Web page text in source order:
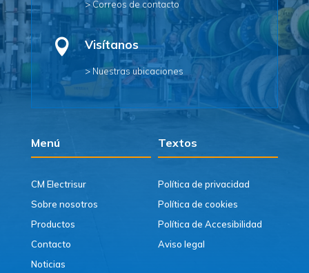
> Correos de contacto
 Visítanos
> Nuestras ubicaciones
Menú Textos
CM Electrisur
Sobre nosotros
Productos
Contacto
Noticias
Política de privacidad
Política de cookies
Política de Accesibilidad
Aviso legal